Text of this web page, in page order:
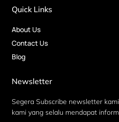
Quick Links
About Us
Contact Us
Blog
Newsletter
Segera Subscribe newsletter
kami yang selalu mendapat